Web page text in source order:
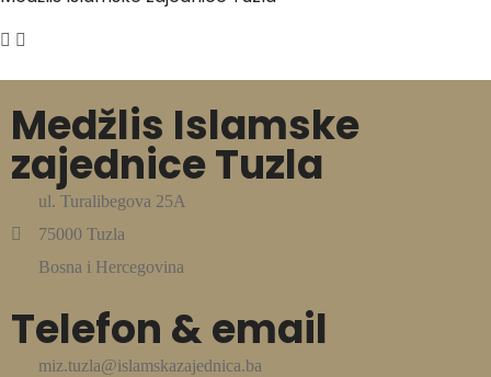
Medžlis Islamske
zajednice Tuzla
ul. Turalibegova 25A
75000 Tuzla
Bosna i Hercegovina
Telefon & email
miz.tuzla@islamskazajednica.ba